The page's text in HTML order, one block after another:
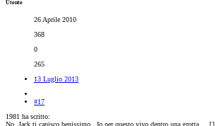
Utente
26 Aprile 2010
368
0
265
13 Luglio 2013
#17
1981 ha scritto:
No, Jack ti capisco benissimo...Io per questo vivo dentro una grotta.....[]